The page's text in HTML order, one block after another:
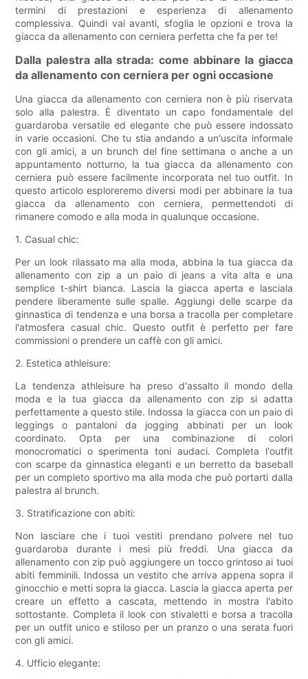
termini di prestazioni e esperienza di allenamento
complessiva. Quindi vai avanti, sfoglia le opzioni e trova la
giacca da allenamento con cerniera perfetta che fa per te!
Dalla palestra alla strada: come abbinare la giacca
da allenamento con cerniera per ogni occasione
Una giacca da allenamento con cerniera non è più riservata
solo alla palestra. È diventato un capo fondamentale del
guardaroba versatile ed elegante che può essere indossato
in varie occasioni. Che tu stia andando a un'uscita informale
con gli amici, a un brunch del fine settimana o anche a un
appuntamento notturno, la tua giacca da allenamento con
cerniera può essere facilmente incorporata nel tuo outfit. In
questo articolo esploreremo diversi modi per abbinare la tua
giacca da allenamento con cerniera, permettendoti di
rimanere comodo e alla moda in qualunque occasione.
1. Casual chic:
Per un look rilassato ma alla moda, abbina la tua giacca da
allenamento con zip a un paio di jeans a vita alta e una
semplice t-shirt bianca. Lascia la giacca aperta e lasciala
pendere liberamente sulle spalle. Aggiungi delle scarpe da
ginnastica di tendenza e una borsa a tracolla per completare
l'atmosfera casual chic. Questo outfit è perfetto per fare
commissioni o prendere un caffè con gli amici.
2. Estetica athleisure:
La tendenza athleisure ha preso d'assalto il mondo della
moda e la tua giacca da allenamento con zip si adatta
perfettamente a questo stile. Indossa la giacca con un paio di
leggings o pantaloni da jogging abbinati per un look
coordinato. Opta per una combinazione di colori
monocromatici o sperimenta toni audaci. Completa l'outfit
con scarpe da ginnastica eleganti e un berretto da baseball
per un completo sportivo ma alla moda che può portarti dalla
palestra al brunch.
3. Stratificazione con abiti:
Non lasciare che i tuoi vestiti prendano polvere nel tuo
guardaroba durante i mesi più freddi. Una giacca da
allenamento con zip può aggiungere un tocco grintoso ai tuoi
abiti femminili. Indossa un vestito che arriva appena sopra il
ginocchio e metti sopra la giacca. Lascia la giacca aperta per
creare un effetto a cascata, mettendo in mostra l'abito
sottostante. Completa il look con stivaletti e borsa a tracolla
per un outfit unico e stiloso per un pranzo o una serata fuori
con gli amici.
4. Ufficio elegante: